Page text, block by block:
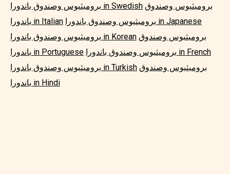
بروميثيوس وصندوق باندورا in Swedish بروميثيوس وصندوق
باندورا in Italian
بروميثيوس وصندوق باندورا in Japanese
بروميثيوس وصندوق باندورا in Korean بروميثيوس وصندوق
باندورا in Portuguese
بروميثيوس وصندوق باندورا in French
بروميثيوس وصندوق باندورا in Turkish بروميثيوس وصندوق
باندورا in Hindi